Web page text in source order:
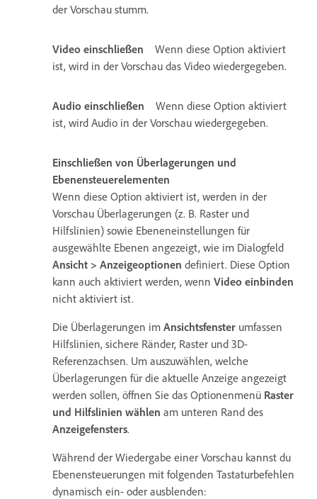
der Vorschau stumm.
Video einschließen
Wenn diese Option aktiviert
ist, wird in der Vorschau das Video wiedergegeben.
Audio einschließen
Wenn diese Option aktiviert
ist, wird Audio in der Vorschau wiedergegeben.
Einschließen von Überlagerungen und
Ebenensteuerelementen
Wenn diese Option aktiviert ist, werden in der
Vorschau Überlagerungen (z. B. Raster und
Hilfslinien) sowie Ebeneneinstellungen für
ausgewählte Ebenen angezeigt, wie im Dialogfeld
Ansicht > Anzeigeoptionen definiert. Diese Option
kann auch aktiviert werden, wenn Video einbinden
nicht aktiviert ist.
Die Überlagerungen im Ansichtsfenster umfassen
Hilfslinien, sichere Ränder, Raster und 3D-
Referenzachsen. Um auszuwählen, welche
Überlagerungen für die aktuelle Anzeige angezeigt
werden sollen, öffnen Sie das Optionenmenü Raster
und Hilfslinien wählen am unteren Rand des
Anzeigefensters.
Während der Wiedergabe einer Vorschau kannst du
Ebenensteuerungen mit folgenden Tastaturbefehlen
dynamisch ein- oder ausblenden: